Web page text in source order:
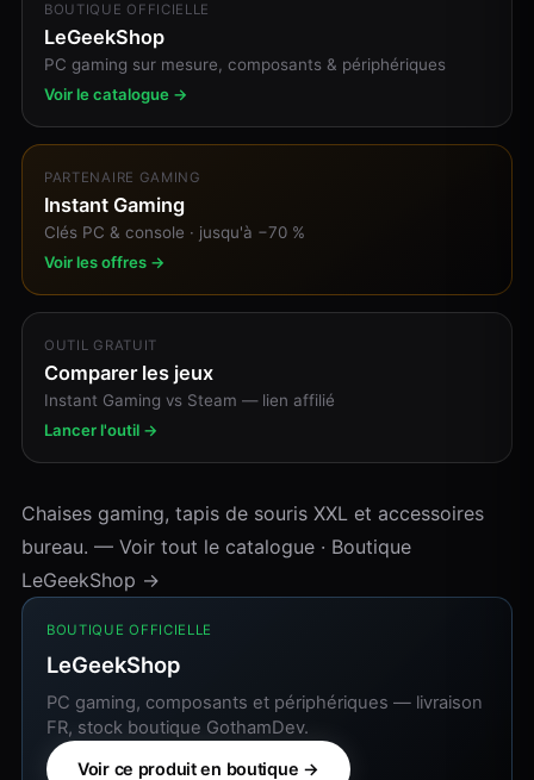
BOUTIQUE OFFICIELLE
LeGeekShop
PC gaming sur mesure, composants & périphériques
Voir le catalogue →
PARTENAIRE GAMING
Instant Gaming
Clés PC & console · jusqu'à −70 %
Voir les offres →
OUTIL GRATUIT
Comparer les jeux
Instant Gaming vs Steam — lien affilié
Lancer l'outil →
Chaises gaming, tapis de souris XXL et accessoires
bureau. — Voir tout le catalogue · Boutique
LeGeekShop →
BOUTIQUE OFFICIELLE
LeGeekShop
PC gaming, composants et périphériques — livraison
FR, stock boutique GothamDev.
Voir ce produit en boutique →